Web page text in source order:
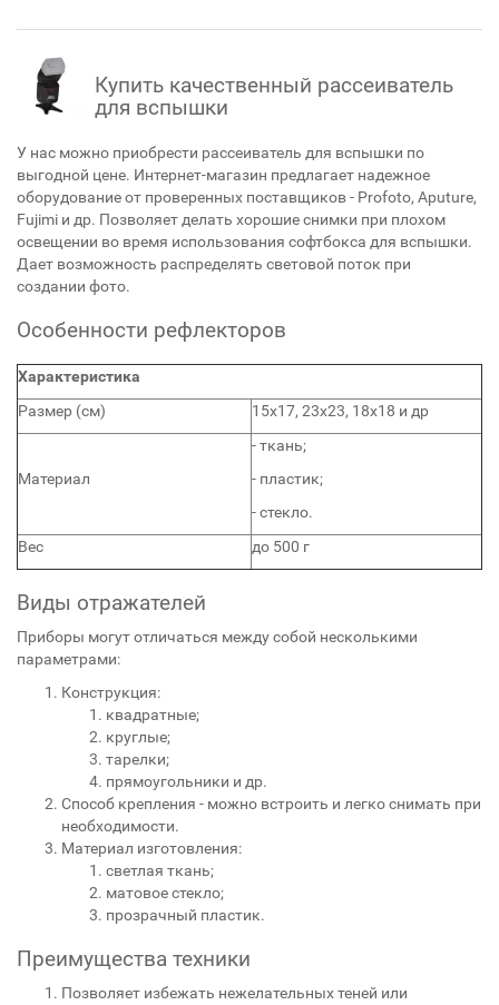
Купить качественный рассеиватель
для вспышки
У нас можно приобрести рассеиватель для вспышки по
выгодной цене. Интернет-магазин предлагает надежное
оборудование от проверенных поставщиков - Profoto, Aputure,
Fujimi и др. Позволяет делать хорошие снимки при плохом
освещении во время использования софтбокса для вспышки.
Дает возможность распределять световой поток при
создании фото.
Особенности рефлекторов
Характеристика
Размер (см)
15х17, 23х23, 18х18 и др
Материал
- ткань;
- пластик;
- стекло.
Вес
до 500 г
Виды отражателей
Приборы могут отличаться между собой несколькими
параметрами:
Конструкция:
квадратные;
круглые;
тарелки;
прямоугольники и др.
Способ крепления - можно встроить и легко снимать при
необходимости.
Материал изготовления:
светлая ткань;
матовое стекло;
прозрачный пластик.
Преимущества техники
Позволяет избежать нежелательных теней или